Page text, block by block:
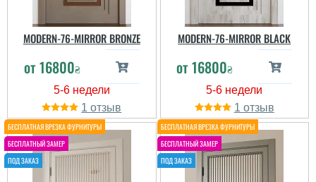
Игорь
Неплохой вариант. В
общем довольны
Рекомендую всім, хто
шукає білі двері зі склом
у сучасний або
скандинавський інтер’єр
— не пожалкуєте!
Покриття на дотик
приємне, гладеньке, за
два тижні активного
користування (діти, кіт,
MODERN-76-MIRROR BRONZE
от16800₴
1
MODERN-76-MIRROR BLACK
от16800₴
1